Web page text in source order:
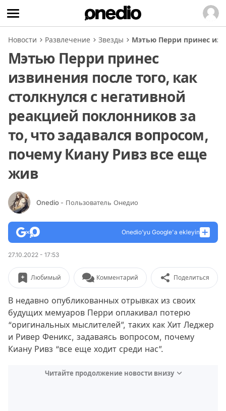
Новости Развлечение Звезды Мэтью Перри принес
Мэтью Перри принес
извинения после того, как
столкнулся с негативной
реакцией поклонников за
то, что задавался вопросом,
почему Киану Ривз все еще
жив
Onedio - Пользователь Онедио
Onedio’yu Google'a ekleyin
27.10.2022 - 17:53
Любимый Комментарий Поделиться
В недавно опубликованных отрывках из своих
будущих мемуаров Перри оплакивал потерю
“оригинальных мыслителей”, таких как Хит Леджер
и Ривер Феникс, задаваясь вопросом, почему
Киану Ривз “все еще ходит среди нас”.
Читайте продолжение новости внизу